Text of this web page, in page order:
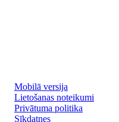
Mobilā versija
Lietošanas noteikumi
Privātuma politika
Sīkdatnes